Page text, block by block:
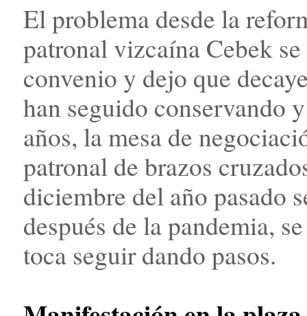
El problema desde la
patronal vizcaína Cebek
convenio y dejo que
han seguido conservando
años, la mesa de
patronal de brazos
diciembre del año pasado
después de la pandemia,
toca seguir dando pasos.